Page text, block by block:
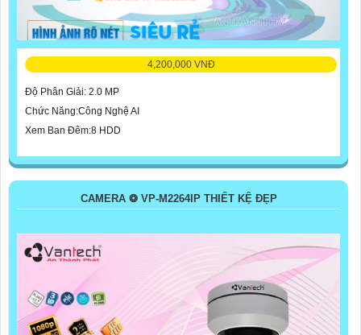
4,200,000 VNĐ
Độ Phân Giải: 2.0 MP
Chức Năng:Công Nghệ AI
Xem Ban Đêm:8 HDD
CAMERA ❂ VP-M2264IP THIẾT KỆ ĐẸP